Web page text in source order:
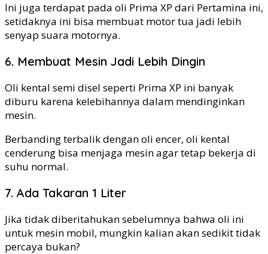
Ini juga terdapat pada oli Prima XP dari Pertamina ini,
setidaknya ini bisa membuat motor tua jadi lebih
senyap suara motornya.
6. Membuat Mesin Jadi Lebih Dingin
Oli kental semi disel seperti Prima XP ini banyak
diburu karena kelebihannya dalam mendinginkan
mesin.
Berbanding terbalik dengan oli encer, oli kental
cenderung bisa menjaga mesin agar tetap bekerja di
suhu normal.
7. Ada Takaran 1 Liter
Jika tidak diberitahukan sebelumnya bahwa oli ini
untuk mesin mobil, mungkin kalian akan sedikit tidak
percaya bukan?